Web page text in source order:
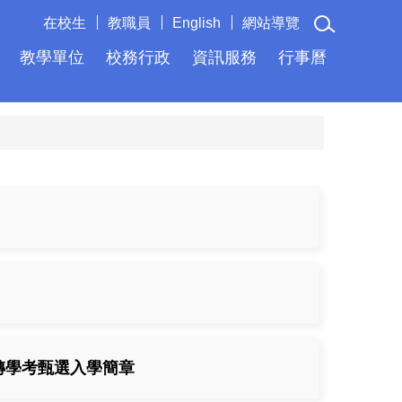
教學單位 校務行政 資訊服務 行事曆
在校生 教職員 English 網站導覽
考甄選入學簡章